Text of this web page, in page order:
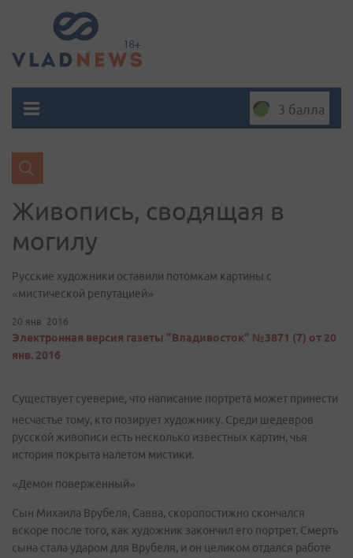
3 балла
Живопись, сводящая в
могилу
Русские художники оставили потомкам картины с
«мистической репутацией»
20 янв. 2016
Электронная версия газеты "Владивосток" №3871 (7) от 20
янв. 2016
Существует суеверие, что написание портрета может принести
несчастье тому, кто позирует художнику. Среди шедевров
русской живописи есть несколько известных картин, чья
история покрыта налетом мистики.
«Демон поверженный»
Сын Михаила Врубеля, Савва, скоропостижно скончался
вскоре после того, как художник закончил его портрет. Смерть
сына стала ударом для Врубеля, и он целиком отдался работе